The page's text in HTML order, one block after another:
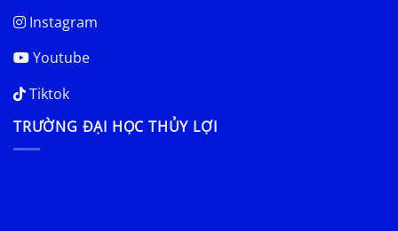
Instagram
Youtube
Tiktok
TRƯỜNG ĐẠI HỌC THỦY LỢI